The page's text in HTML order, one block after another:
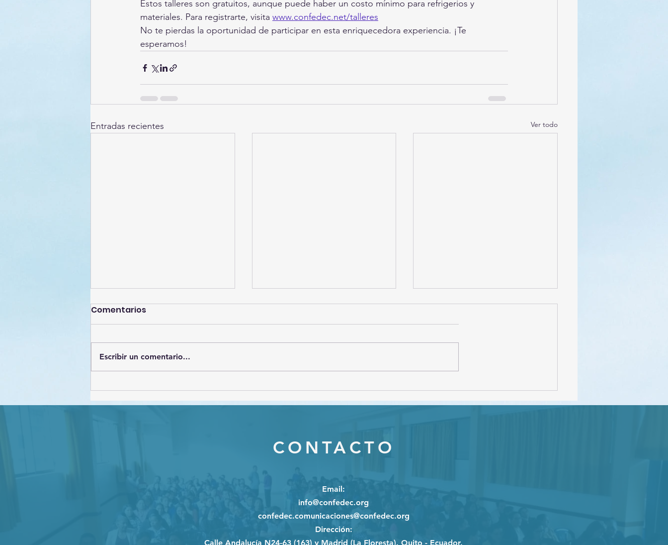
Estos talleres son gratuitos, aunque puede haber un costo mínimo para refrigerios y
materiales. Para registrarte, visita www.confedec.net/talleres
No te pierdas la oportunidad de participar en esta enriquecedora experiencia. ¡Te
esperamos!
Entradas recientes Ver todo
Estrategias de
Protección de datos
Webinar "Gestión de
conflictos en el ámbito
CONFEDEC – INEVAL
Comentarios
Escribir un comentario...
CONTACTO
Email :
info@confedec.org
confedec.comunicaciones@confedec.org
Dirección:
Calle Andalucía N24-63 (163) y Madrid (La Floresta). Quito - Ecuador.